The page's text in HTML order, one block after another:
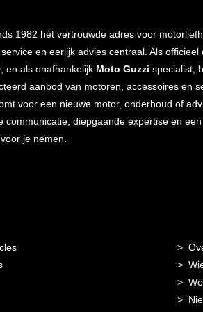
1982 hèt vertrouwde adres voor
en eerlijk advies centraal. Als officieel
, en als onafhankelijk Moto Guzzi specialist,
aanbod van motoren, accessoires en
voor een nieuwe motor, onderhoud of
communicatie, diepgaande expertise en
je nemen.